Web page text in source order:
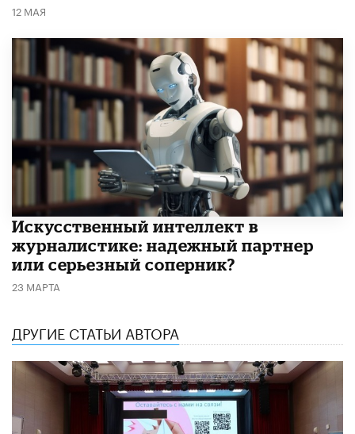
12 МАЯ
Искусственный интеллект в
журналистике: надежный партнер
или серьезный соперник?
23 МАРТА
ДРУГИЕ СТАТЬИ АВТОРА